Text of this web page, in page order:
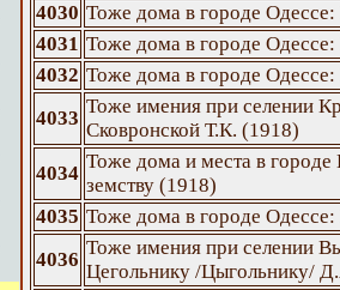
4030 Тоже дома в городе
4031 Тоже дома в городе
4032 Тоже дома в городе
4033
Тоже имения при селении
Сковронской Т.К. (1918)
4034
Тоже дома и места в
земству (1918)
4035 Тоже дома в городе
4036
Тоже имения при селении
Цегольнику /Цыгольнику/